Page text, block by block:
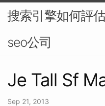
搜索引擎如何評
seo公司
Je Tall Sf
Sep 21, 2013